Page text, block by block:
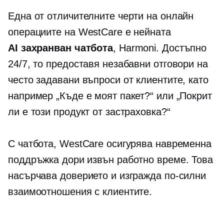
Една от отличителните черти на онлайн
операциите на WestCare е нейната
AI захранван чатбота, Harmoni. Достъпно
24/7, то предоставя незабавни отговори на
често задавани въпроси от клиентите, като
например „Къде е моят пакет?“ или „Покрит
ли е този продукт от застраховка?“
С чатбота, WestCare осигурява навременна
поддръжка дори извън работно време. Това
насърчава доверието и изгражда по-силни
взаимоотношения с клиентите.